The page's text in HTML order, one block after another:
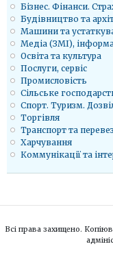
Бізнес. Фінанси.
Будівництво та
Машини та
Медіа (ЗМІ),
Освіта та культура
Послуги, сервіс
Промисловість
Сільське
Спорт. Туризм.
Торгівля
Транспорт та
Харчування
Коммунікації та
Всі права захищено.